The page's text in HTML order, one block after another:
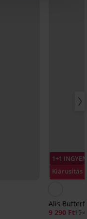
1+1 INGYEN
Kiárusítás
Alis
9 290 Ft15